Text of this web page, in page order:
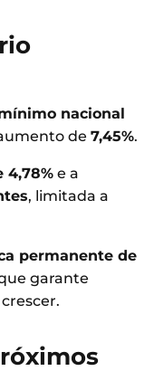
nacional
de 7,45%.
4,78% e a
, limitada a
permanente de
garante